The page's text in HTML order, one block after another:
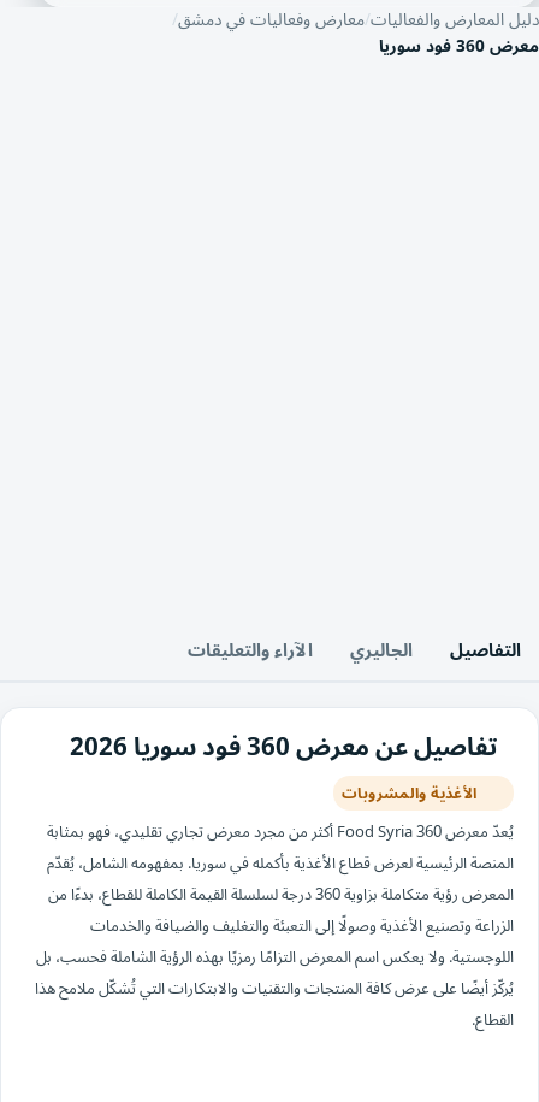
دليل المعارض والفعالياتمعارض وفعاليات في دمشق
معرض 360 فود سوريا
التفاصيل الجاليري الآراء والتعليقات
تفاصيل عن معرض 360 فود سوريا 2026
الأغذية والمشروبات
يُعدّ معرض 360 Food Syria أكثر من مجرد معرض تجاري تقليدي، فهو بمثابة
المنصة الرئيسية لعرض قطاع الأغذية بأكمله في سوريا. بمفهومه الشامل، يُقدّم
المعرض رؤية متكاملة بزاوية 360 درجة لسلسلة القيمة الكاملة للقطاع، بدءًا من
الزراعة وتصنيع الأغذية وصولًا إلى التعبئة والتغليف والضيافة والخدمات
اللوجستية. ولا يعكس اسم المعرض التزامًا رمزيًا بهذه الرؤية الشاملة فحسب، بل
يُركّز أيضًا على عرض كافة المنتجات والتقنيات والابتكارات التي تُشكّل ملامح هذا
القطاع.